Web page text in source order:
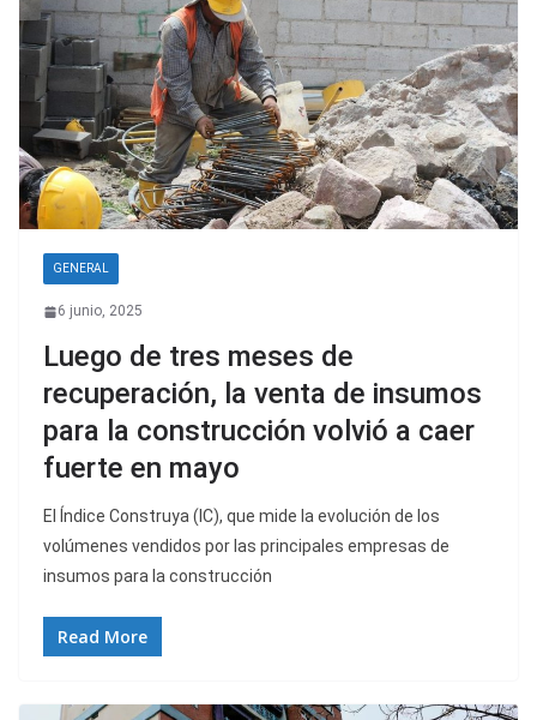
GENERAL
6 junio, 2025
Luego de tres meses de
recuperación, la venta de insumos
para la construcción volvió a caer
fuerte en mayo
El Índice Construya (IC), que mide la evolución de los
volúmenes vendidos por las principales empresas de
insumos para la construcción
Read More